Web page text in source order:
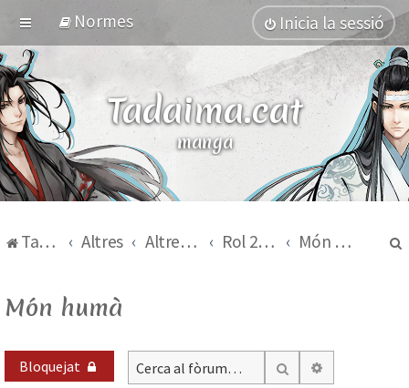
Normes Inicia la sessió
Tadaima.cat
manga
Tadaima.cat Altres Altres temes Rol 2015-2017 Món humà
Món humà
Bloquejat Cerca